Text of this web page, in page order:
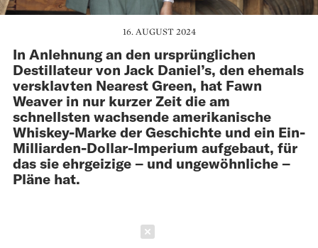
16. AUGUST 2024
In Anlehnung an den ursprünglichen
Destillateur von Jack Daniel’s, den ehemals
versklavten Nearest Green, hat Fawn
Weaver in nur kurzer Zeit die am
schnellsten wachsende amerikanische
Whiskey-Marke der Geschichte und ein Ein-
Milliarden-Dollar-Imperium aufgebaut, für
das sie ehrgeizige – und ungewöhnliche –
Pläne hat.